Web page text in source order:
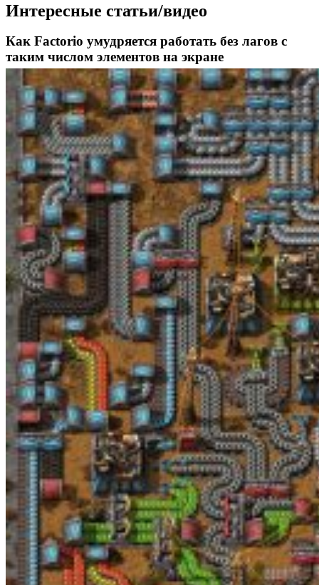
Интересные статьи/видео
Как Factorio умудряется работать без лагов с
таким числом элементов на экране